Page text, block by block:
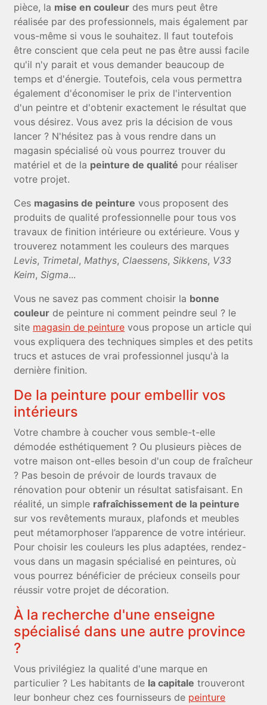
pièce, la mise en couleur des murs peut être
réalisée par des professionnels, mais également par
vous-même si vous le souhaitez. Il faut toutefois
être conscient que cela peut ne pas être aussi facile
qu'il n'y parait et vous demander beaucoup de
temps et d'énergie. Toutefois, cela vous permettra
également d'économiser le prix de l'intervention
d'un peintre et d'obtenir exactement le résultat que
vous désirez. Vous avez pris la décision de vous
lancer ? N'hésitez pas à vous rendre dans un
magasin spécialisé où vous pourrez trouver du
matériel et de la peinture de qualité pour réaliser
votre projet.
Ces magasins de peinture vous proposent des
produits de qualité professionnelle pour tous vos
travaux de finition intérieure ou extérieure. Vous y
trouverez notamment les couleurs des marques
Levis, Trimetal,Mathys, Claessens,Sikkens, V33
Keim,Sigma...
Vous ne savez pas comment choisir la bonne
couleur de peinture ni comment peindre seul ? le
site magasin de peinture vous propose un article qui
vous expliquera des techniques simples et des petits
trucs et astuces de vrai professionnel jusqu'à la
dernière finition.
De la peinture pour embellir vos
intérieurs
Votre chambre à coucher vous semble-t-elle
démodée esthétiquement ? Ou plusieurs pièces de
votre maison ont-elles besoin d'un coup de fraîcheur
? Pas besoin de prévoir de lourds travaux de
rénovation pour obtenir un résultat satisfaisant. En
réalité, un simple rafraîchissement de la peinture
sur vos revêtements muraux, plafonds et meubles
peut métamorphoser l’apparence de votre intérieur.
Pour choisir les couleurs les plus adaptées, rendez-
vous dans un magasin spécialisé en peintures, où
vous pourrez bénéficier de précieux conseils pour
réussir votre projet de décoration.
À la recherche d'une enseigne
spécialisé dans une autre province
?
Vous privilégiez la qualité d'une marque en
particulier ? Les habitants de la capitale trouveront
leur bonheur chez ces fournisseurs de peinture